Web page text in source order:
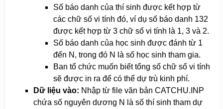
Số báo danh của thí sinh được kết hợp từ
các chữ số vi tính đó, ví dụ số báo danh 132
được kết hợp từ 3 chữ số vi tính là 1, 3 và 2.
Số báo danh của học sinh được đánh từ 1
đến N, trong đó N là số học sinh tham gia.
Ban tổ chức muốn biết tổng số chữ số vi tính
sẽ được in ra để có thể dự trù kinh phí.
Dữ liệu vào: Nhập từ file văn bản CATCHU.INP
chứa số nguyên dương N là số thí sinh tham dự